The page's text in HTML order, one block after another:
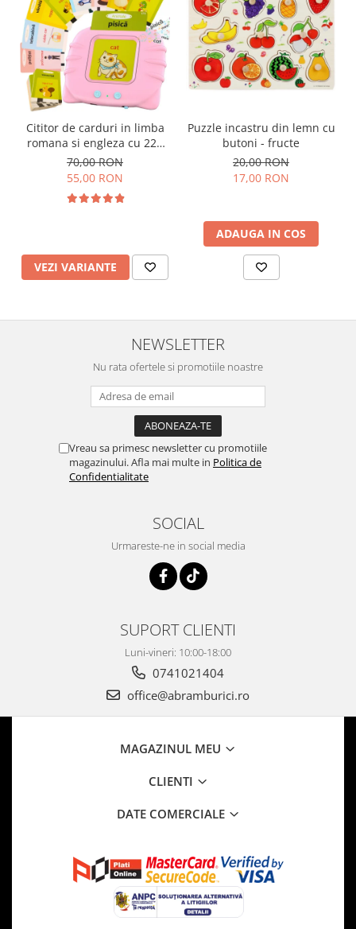
Cititor de carduri in limba
romana si engleza cu 224
de imagini si sunete,
incarcare USB
70,00 RON
55,00 RON
VEZI VARIANTE
Puzzle incastru din lemn cu
butoni - fructe
20,00 RON
17,00 RON
ADAUGA IN COS
NEWSLETTER
Nu rata ofertele si promotiile noastre
Vreau sa primesc newsletter cu promotiile
magazinului. Afla mai multe in Politica de
Confidentialitate
SOCIAL
Urmareste-ne in social media
SUPORT CLIENTI
Luni-vineri: 10:00-18:00
0741021404
office@abramburici.ro
MAGAZINUL MEU
CLIENTI
DATE COMERCIALE